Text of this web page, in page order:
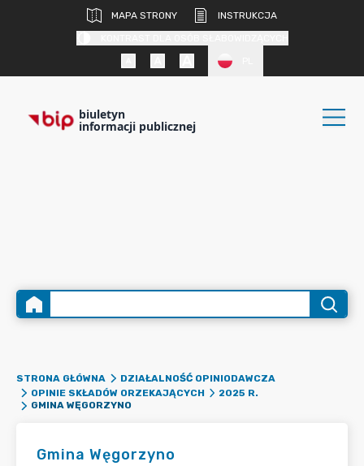
MAPA STRONY
INSTRUKCJA
biuletyn
informacji publicznej
STRONA GŁÓWNA
DZIAŁALNOŚĆ OPINIODAWCZA
OPINIE SKŁADÓW ORZEKAJĄCYCH
2025 R.
GMINA WĘGORZYNO
Gmina Węgorzyno